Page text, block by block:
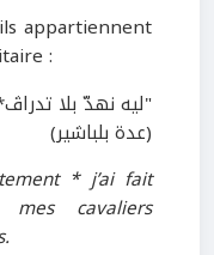
appartiennent
:
"ليه نهدّ بلا
(عدة بلباشير)
* j’ai fait
cavaliers